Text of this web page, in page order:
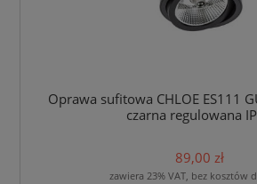
Oprawa sufitowa CHLOE ES111
czarna regulowana
89,00 zł
zawiera 23% VAT, bez kosztów